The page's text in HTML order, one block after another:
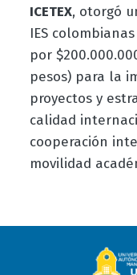
ICETEX, otorgó
IES
por
pesos) para la
proyectos y
calidad
cooperación
movilidad